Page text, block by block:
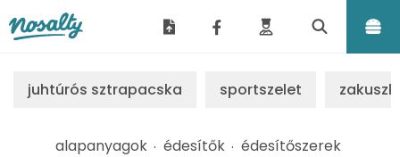
juhtúrós sztrapacska sportszelet
alapanyagok édesítők édesítőszerek